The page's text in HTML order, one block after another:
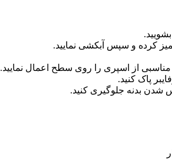
بشویید.
کرده و سپس آبکشی نمایید.
از اسپری را روی سطح اعمال نمایید.
پاک کنید.